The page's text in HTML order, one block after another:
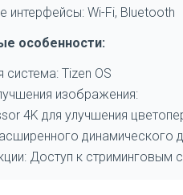
интерфейсы: Wi-Fi, Bluetooth
особенности:
система: Tizen OS
изображения:
4K для улучшения
динамического
Доступ к стриминговым